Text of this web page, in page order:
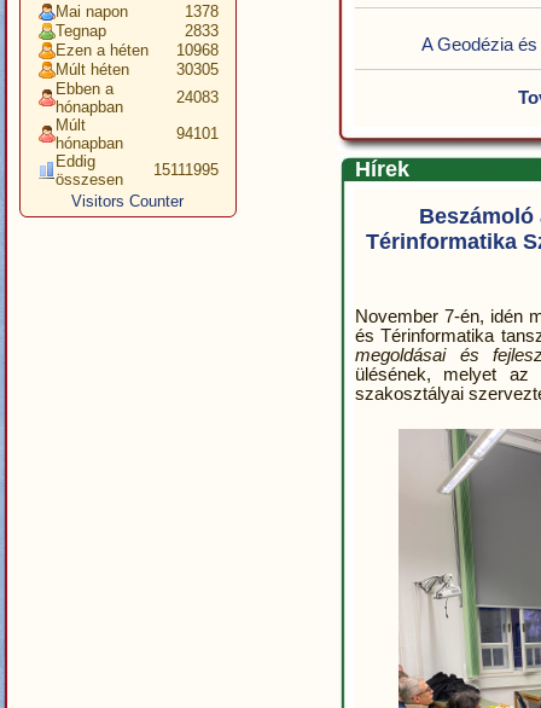
Mai napon
1378
Tegnap
2833
Ezen a héten
10968
Múlt héten
30305
Ebben a
hónapban
24083
Múlt
hónapban
94101
Eddig
összesen
15111995
Visitors Counter
A Geodézia
Hírek
Beszámoló
Térinformatika
November 7-én, idén
és Térinformatika
megoldásai és
ülésének, melyet az
szakosztályai